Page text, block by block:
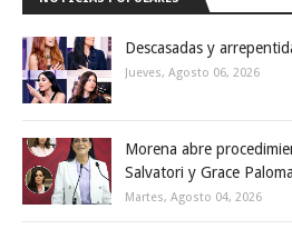
Descasadas y
Jueves, Agosto 06, 2026
Morena abre
Salvatori y Grace
Martes, Agosto 04, 2026